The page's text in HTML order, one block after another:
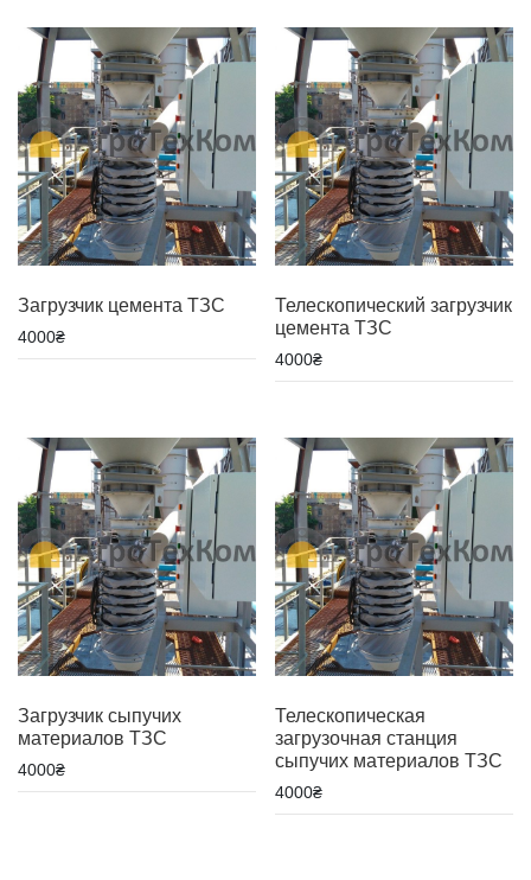
Загрузчик цемента ТЗС
4000₴
Телескопический загрузчик
цемента ТЗС
4000₴
Загрузчик сыпучих
материалов ТЗС
4000₴
Телескопическая
загрузочная станция
сыпучих материалов ТЗС
4000₴